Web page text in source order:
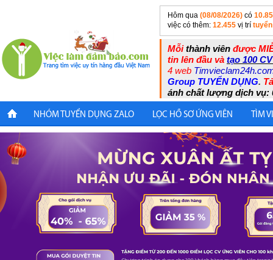
Hôm qua (08/08/2026) có
việc có thêm: 12.455 vị trí
Mỗithành viên được
tin lên đầu và tạo 100
4 web
Group TUYỂN DỤNG.
ánh chất lượng dịch vụ:
NHÓM TUYỂN DỤNG ZALO LỌC HỒ SƠ ỨNG VIÊN TÌM